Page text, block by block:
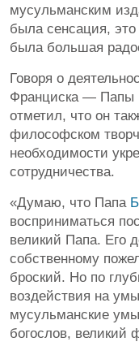
мусульманским
была сенсация,
была большая
Говоря о
Франциска — Папы
отметил, что он
философском
необходимости
сотрудничества.
«Думаю, что Папа
восприниматься
великий Папа. Его
собственному
броский. Но по
воздействия на
мусульманские
богослов,